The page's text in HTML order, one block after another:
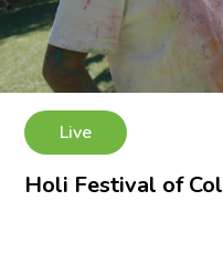
Live
Holi Festival of